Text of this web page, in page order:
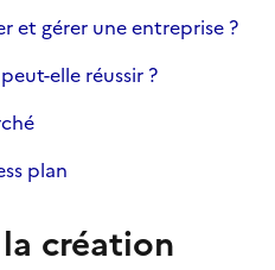
et gérer une entreprise ?
elle réussir ?
plan
création